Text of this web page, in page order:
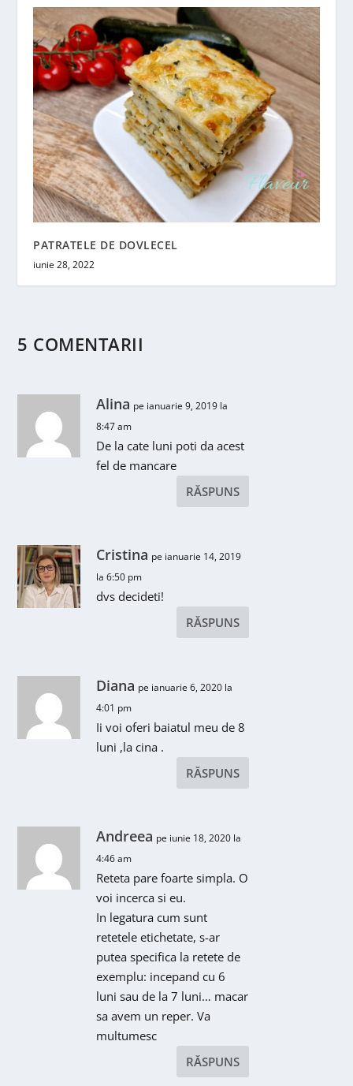
PATRATELE DE DOVLECEL
iunie 28, 2022
5 COMENTARII
Alina pe ianuarie 9, 2019 la
8:47 am
De la cate luni poti da acest
fel de mancare
RĂSPUNS
Cristina pe ianuarie 14, 2019
la 6:50 pm
dvs decideti!
RĂSPUNS
Diana pe ianuarie 6, 2020 la
4:01 pm
Ii voi oferi baiatul meu de 8
luni ,la cina .
RĂSPUNS
Andreea pe iunie 18, 2020 la
4:46 am
Reteta pare foarte simpla. O
voi incerca si eu.
In legatura cum sunt
retetele etichetate, s-ar
putea specifica la retete de
exemplu: incepand cu 6
luni sau de la 7 luni… macar
sa avem un reper. Va
multumesc
RĂSPUNS